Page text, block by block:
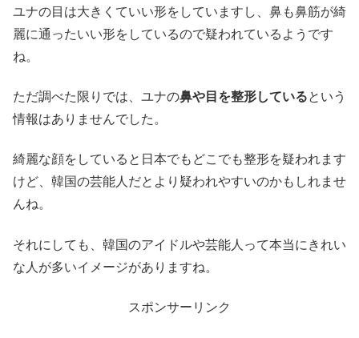
ユナの目は大きくていい形をしていますし、鼻も鼻筋が綺
麗に通ったいい形をしているので疑われているようです
ね。
ただ調べた限りでは、ユナの鼻や目を整形しているという
情報はありませんでした。
綺麗な顔をしていると日本でもどこでも整形を疑われます
けど、韓国の芸能人だとより疑われやすいのかもしれませ
んね。
それにしても、韓国のアイドルや芸能人って本当にきれい
な人が多いイメージがありますね。
スポンサーリンク